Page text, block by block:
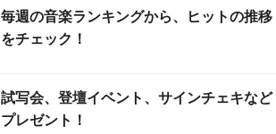
毎週の音楽ランキングから、ヒットの推移
をチェック！
試写会、登壇イベント、サインチェキなど
プレゼント！